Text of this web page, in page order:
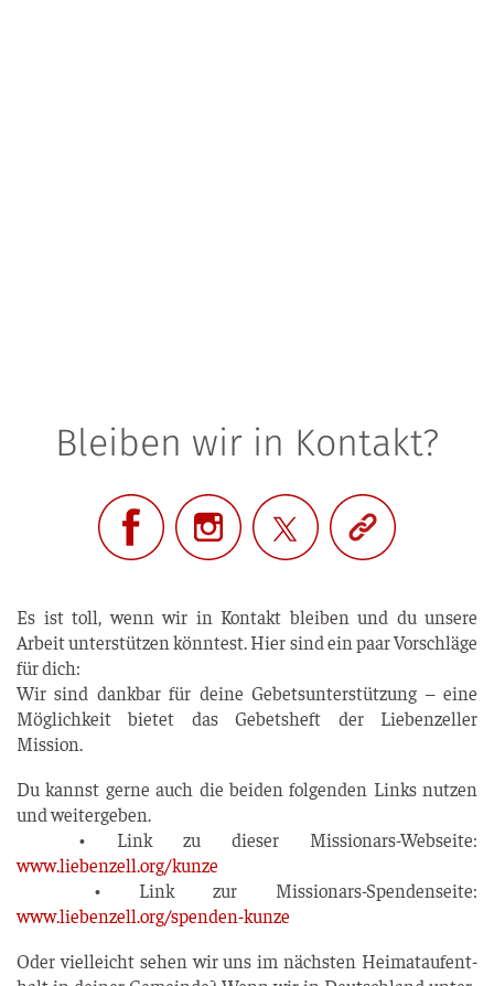
Bleiben wir in Kontakt?
Es ist toll, wenn wir in Kon­takt blei­ben und du unse­re
Arbeit unter­stüt­zen könn­test. Hier sind ein paar Vor­schlä­ge
für dich:
Wir sind dank­bar für dei­ne Gebets­un­ter­stüt­zung – eine
Mög­lich­keit bie­tet das Gebets­heft der Lie­ben­zel­ler
Mission.
Du kannst ger­ne auch die bei­den fol­gen­den Links nut­zen
und wei­ter­ge­ben.
• Link zu die­ser Mis­sio­nars-Web­sei­te:
www.liebenzell.org/kunze
• Link zur Mis­sio­nars-Spen­den­sei­te:
www.liebenzell.org/spenden-kunze
Oder viel­leicht sehen wir uns im nächs­ten Hei­mat­auf­ent­